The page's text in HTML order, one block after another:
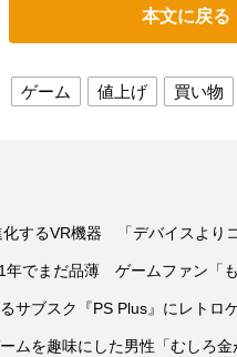
本文に戻る
ゲーム 値上げ 買い物
化するVR機器 「デバイスより
年でまだ品薄 ゲームファン「
サブスク『PS Plus』にレトロ
ムを趣味にした男性「むしろ金